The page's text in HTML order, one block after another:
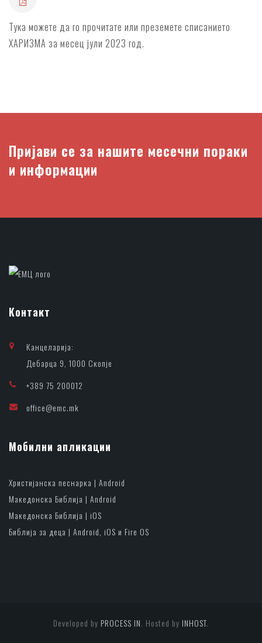
Тука можете да го прочитате или преземете списанието
ХАРИЗМА за месец јули 2023 год.
Пријави се за нашите месечни пораки
и информации
Контакт
Канцеларија:
Дебарца 9, 1000 Скопје
+389 75 200012
office@emc.mk
Мобилни апликации
Христијанска песнарка | Android
Македонска Библија | Android
Македонска Библија | iOS
Библија за деца | Android, iOS и Fire OS
Developed by PROCESS IN. Hosted by INHOST.